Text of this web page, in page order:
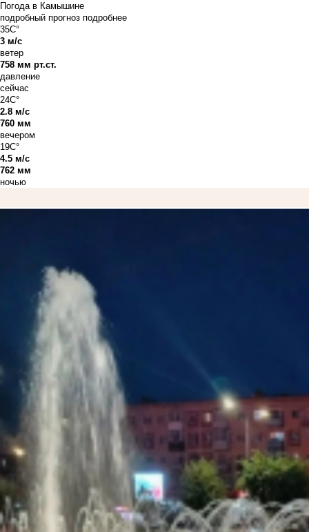
Погода в Камышине
подробный прогноз подробнее
35C°
3 м/с
ветер
758 мм рт.ст.
давление
сейчас
24C°
2.8 м/с
760 мм
вечером
19C°
4.5 м/с
762 мм
ночью